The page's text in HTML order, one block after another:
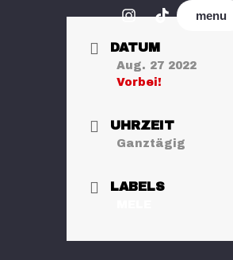
menu
DATUM
Aug. 27 2022
Vorbei!
UHRZEIT
Ganztägig
LABELS